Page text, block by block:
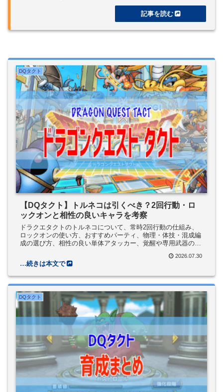
DQタクト
【DQタクト】トルネコは引くべき？2回行動・ロ
ックオンと相性の良いキャラを考察
ドラクエタクトのトルネコについて、常時2回行動の仕組み、
ロックオンの使い方、おすすめパーティ、物理・体技・混成編
成の選び方、相性の良い単体アタッカー、覚醒や専用武器の優
2026.07.30
DQタクト